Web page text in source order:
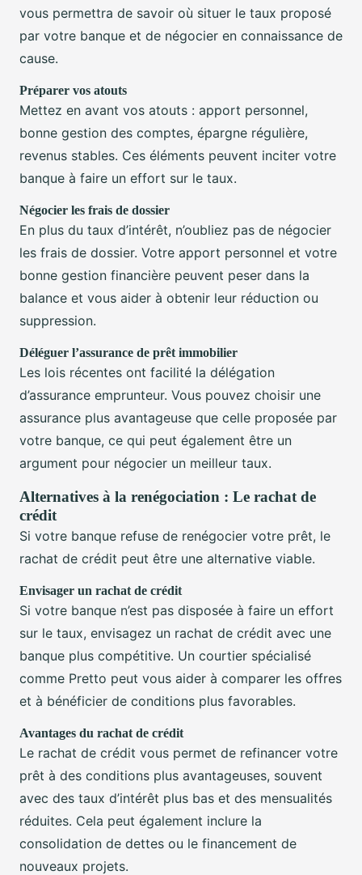
vous permettra de savoir où situer le taux proposé
par votre banque et de négocier en connaissance de
cause.
Préparer vos atouts
Mettez en avant vos atouts : apport personnel,
bonne gestion des comptes, épargne régulière,
revenus stables. Ces éléments peuvent inciter votre
banque à faire un effort sur le taux.
Négocier les frais de dossier
En plus du taux d’intérêt, n’oubliez pas de négocier
les frais de dossier. Votre apport personnel et votre
bonne gestion financière peuvent peser dans la
balance et vous aider à obtenir leur réduction ou
suppression.
Déléguer l’assurance de prêt immobilier
Les lois récentes ont facilité la délégation
d’assurance emprunteur. Vous pouvez choisir une
assurance plus avantageuse que celle proposée par
votre banque, ce qui peut également être un
argument pour négocier un meilleur taux.
Alternatives à la renégociation : Le rachat de
crédit
Si votre banque refuse de renégocier votre prêt, le
rachat de crédit peut être une alternative viable.
Envisager un rachat de crédit
Si votre banque n’est pas disposée à faire un effort
sur le taux, envisagez un rachat de crédit avec une
banque plus compétitive. Un courtier spécialisé
comme Pretto peut vous aider à comparer les offres
et à bénéficier de conditions plus favorables.
Avantages du rachat de crédit
Le rachat de crédit vous permet de refinancer votre
prêt à des conditions plus avantageuses, souvent
avec des taux d’intérêt plus bas et des mensualités
réduites. Cela peut également inclure la
consolidation de dettes ou le financement de
nouveaux projets.